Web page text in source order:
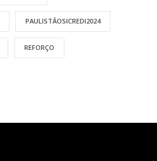
PAULISTÃOSICREDI2024
REFORÇO